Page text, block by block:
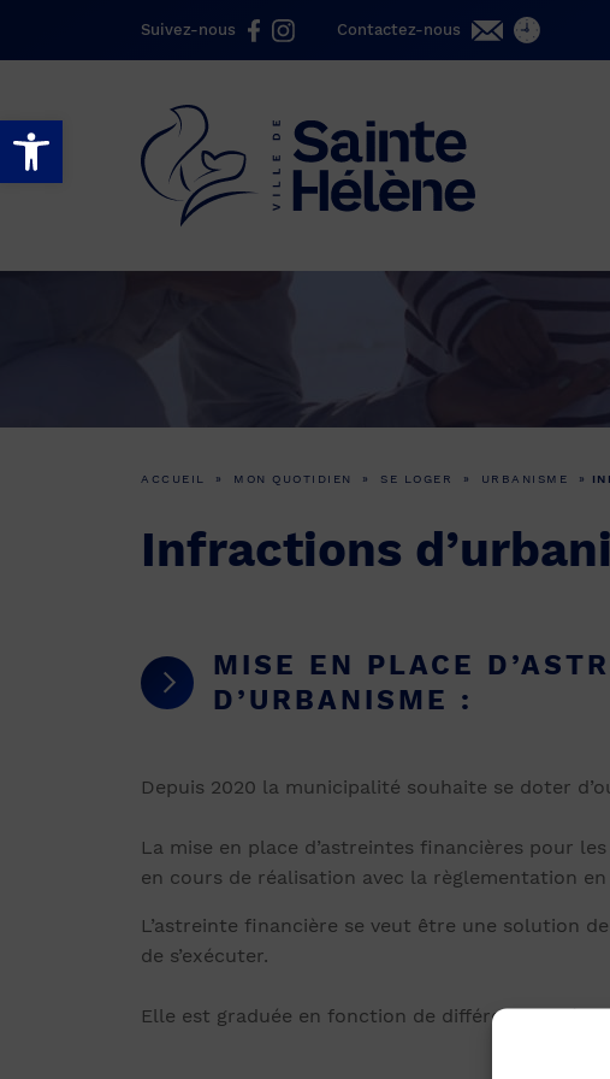
Ouvrir la barre d’outils
Suivez-nous Contactez-nous
ACCUEIL » MON QUOTIDIEN » SE LOGER » URBANISME »
Infractions
MISE EN PLACE
D’URBANISME :
Depuis 2020 la municipalité souhaite se doter
La mise en place d’astreintes financières pour
en cours de réalisation avec la règlementation
L’astreinte financière se veut être une solution
de s’exécuter.
Elle est graduée en fonction de différents